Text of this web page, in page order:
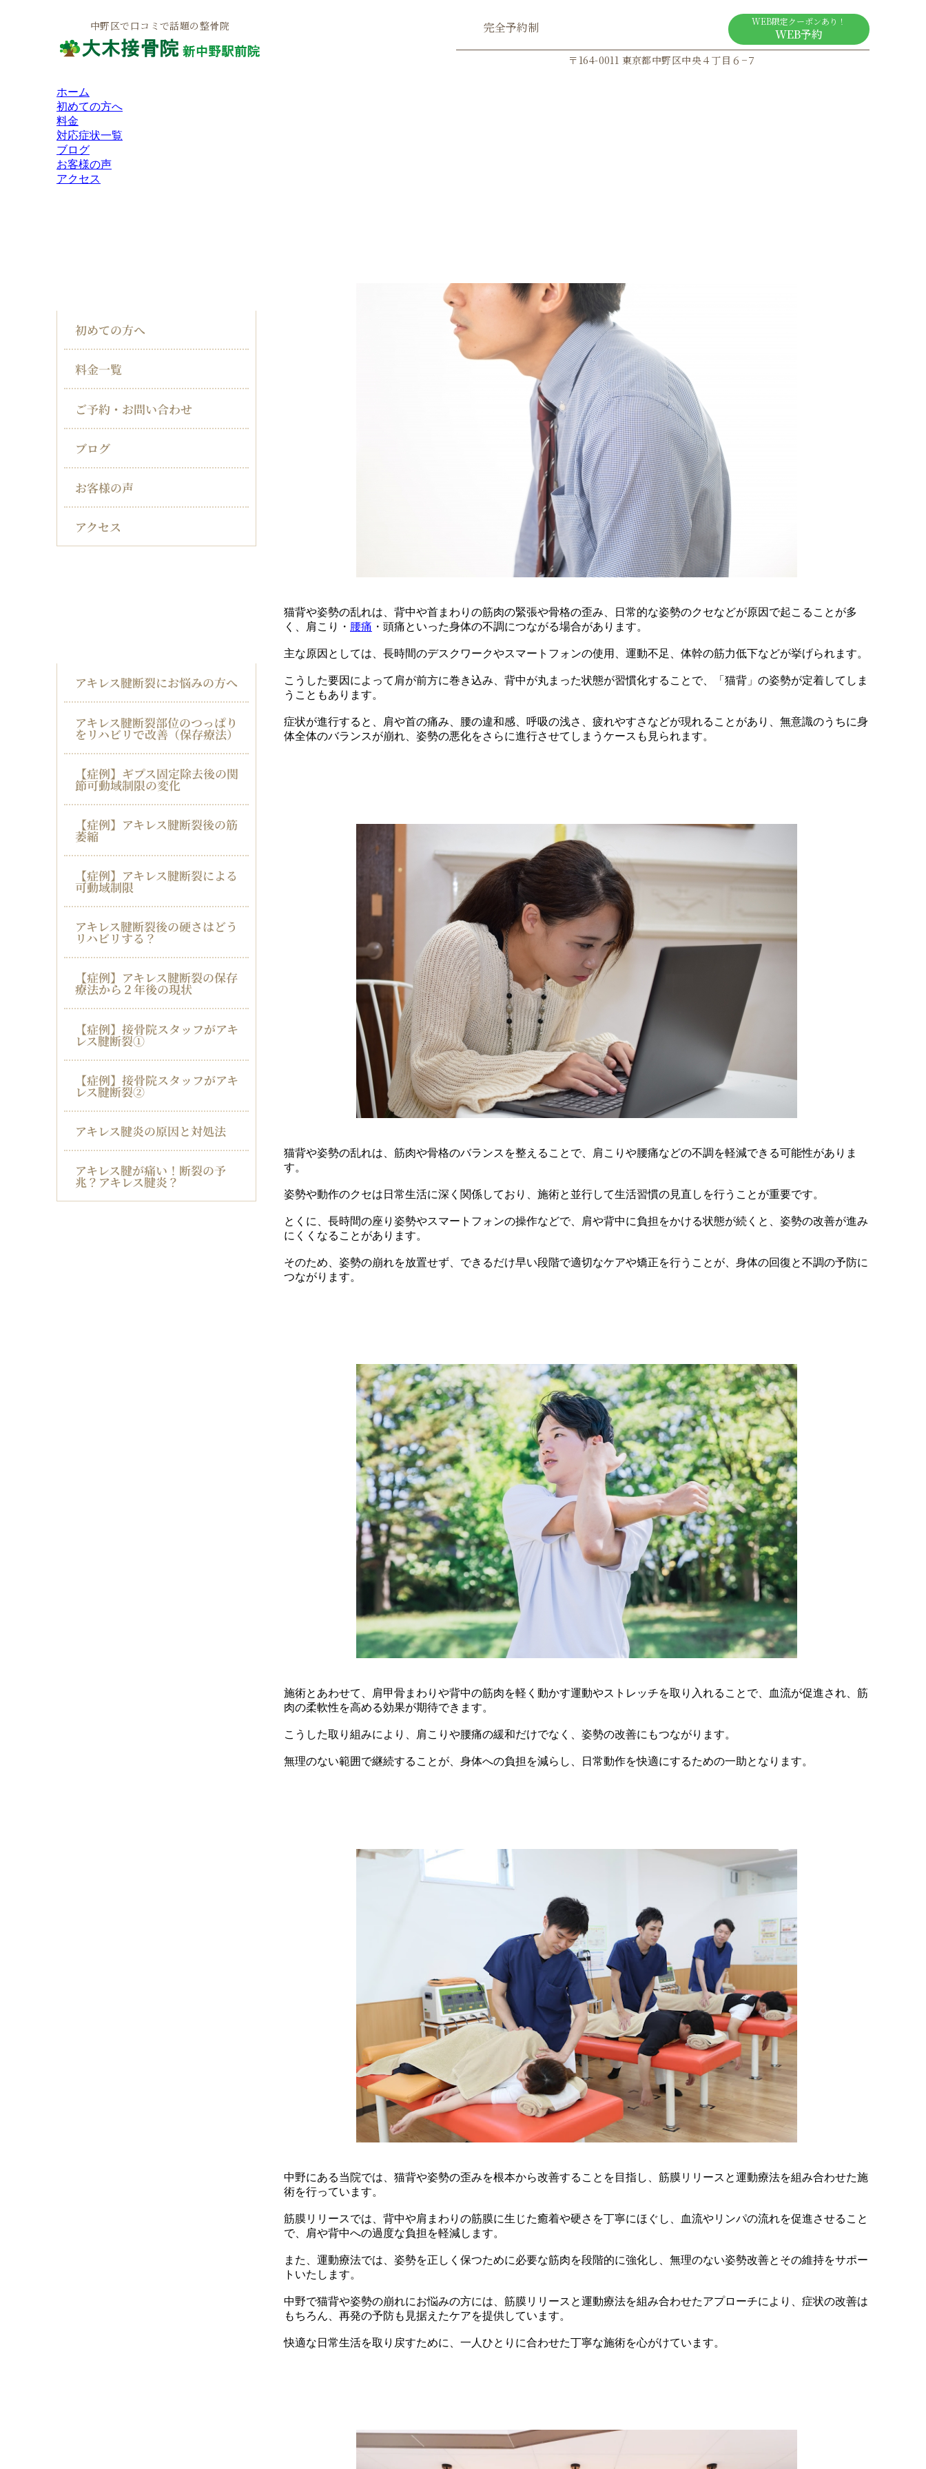
中野区で口コミで話題の整骨院 完全予約制 WEB限定クーポンあり！
WEB予約
〒164-0011 東京都中野区中央４丁目６−７
ホーム
初めての方へ
料金
対応症状一覧
ブログ
お客様の声
アクセス
猫背や姿勢の乱れは、背中や首まわりの筋肉の緊張や骨格の歪み、日常的な姿勢のクセなどが原因で起こることが多
く、肩こり・ 腰痛 ・頭痛といった身体の不調につながる場合があります。
主な原因としては、長時間のデスクワークやスマートフォンの使用、運動不足、体幹の筋力低下などが挙げられます。
こうした要因によって肩が前方に巻き込み、背中が丸まった状態が習慣化することで、「猫背」の姿勢が定着してしま
うこともあります。
症状が進行すると、肩や首の痛み、腰の違和感、呼吸の浅さ、疲れやすさなどが現れることがあり、無意識のうちに身
体全体のバランスが崩れ、姿勢の悪化をさらに進行させてしまうケースも見られます。
猫背や姿勢の乱れは、筋肉や骨格のバランスを整えることで、肩こりや腰痛などの不調を軽減できる可能性がありま
す。
姿勢や動作のクセは日常生活に深く関係しており、施術と並行して生活習慣の見直しを行うことが重要です。
とくに、長時間の座り姿勢やスマートフォンの操作などで、肩や背中に負担をかける状態が続くと、姿勢の改善が進み
にくくなることがあります。
そのため、姿勢の崩れを放置せず、できるだけ早い段階で適切なケアや矯正を行うことが、身体の回復と不調の予防に
つながります。
施術とあわせて、肩甲骨まわりや背中の筋肉を軽く動かす運動やストレッチを取り入れることで、血流が促進され、筋
肉の柔軟性を高める効果が期待できます。
こうした取り組みにより、肩こりや腰痛の緩和だけでなく、姿勢の改善にもつながります。
無理のない範囲で継続することが、身体への負担を減らし、日常動作を快適にするための一助となります。
中野にある当院では、猫背や姿勢の歪みを根本から改善することを目指し、筋膜リリースと運動療法を組み合わせた施
術を行っています。
筋膜リリースでは、背中や肩まわりの筋膜に生じた癒着や硬さを丁寧にほぐし、血流やリンパの流れを促進させること
で、肩や背中への過度な負担を軽減します。
また、運動療法では、姿勢を正しく保つために必要な筋肉を段階的に強化し、無理のない姿勢改善とその維持をサポー
トいたします。
中野で猫背や姿勢の崩れにお悩みの方には、筋膜リリースと運動療法を組み合わせたアプローチにより、症状の改善は
もちろん、再発の予防も見据えたケアを提供しています。
快適な日常生活を取り戻すために、一人ひとりに合わせた丁寧な施術を心がけています。
初めての方へ
料金一覧
ご予約・お問い合わせ
ブログ
お客様の声
アクセス
アキレス腱断裂にお悩みの方へ
アキレス腱断裂部位のつっぱり
をリハビリで改善（保存療法）
【症例】ギプス固定除去後の関
節可動域制限の変化
【症例】アキレス腱断裂後の筋
萎縮
【症例】アキレス腱断裂による
可動域制限
アキレス腱断裂後の硬さはどう
リハビリする？
【症例】アキレス腱断裂の保存
療法から２年後の現状
【症例】接骨院スタッフがアキ
レス腱断裂①
【症例】接骨院スタッフがアキ
レス腱断裂②
アキレス腱炎の原因と対処法
アキレス腱が痛い！断裂の予
兆？アキレス腱炎？